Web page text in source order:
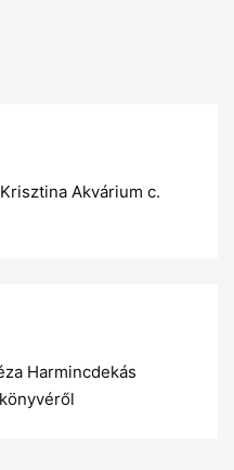
Akvárium c.
Harmincdekás